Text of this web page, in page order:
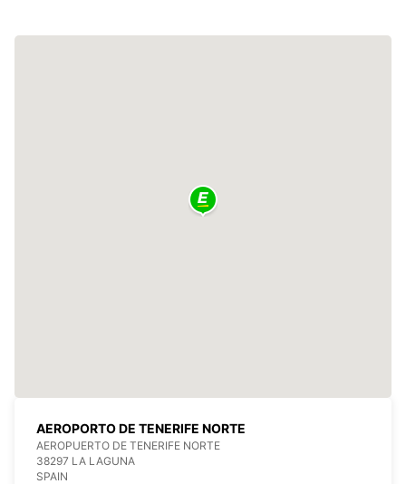
AEROPORTO DE TENERIFE NORTE
AEROPUERTO DE TENERIFE NORTE
38297 LA LAGUNA
SPAIN